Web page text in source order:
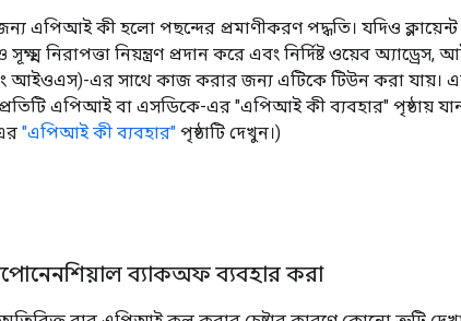
এপিআই কী হলো পছন্দের প্রমাণীকরণ পদ্ধতি। যদিও
নিয়ন্ত্রণ প্রদান করে এবং নির্দিষ্ট ওয়েব অ্যাড্রেস,
আইওএস)-এর সাথে কাজ করার জন্য এটিকে টিউন করা যায়।
এপিআই বা এসডিকে-এর "এপিআই কী ব্যবহার" পৃষ্ঠায়
"এপিআই কী ব্যবহার" পৃষ্ঠাটি দেখুন।)
ব্যাকঅফ ব্যবহার করা